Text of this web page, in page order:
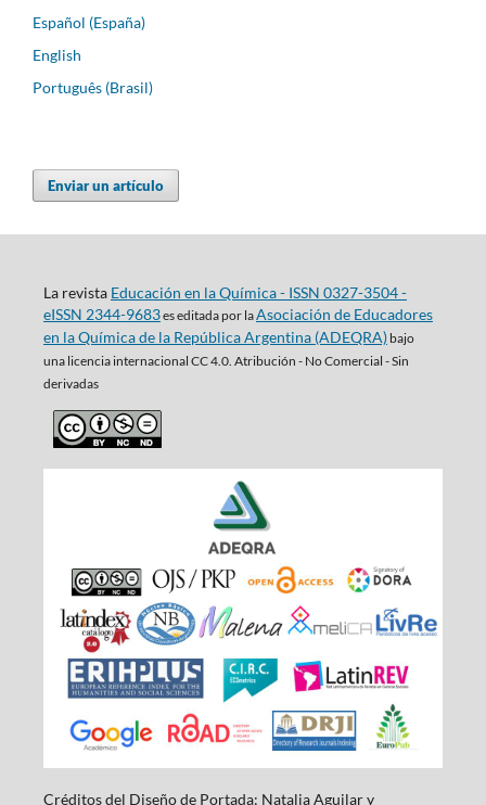
Español (España)
English
Português (Brasil)
Enviar un artículo
La revista Educación en la Química - ISSN 0327-3504 -
eISSN 2344-9683es editada por laAsociación de Educadores
en la Química de la República Argentina (ADEQRA)bajo
una licencia internacional CC 4.0. Atribución - No Comercial - Sin
derivadas
Créditos del Diseño de Portada: Natalia Aguilar y